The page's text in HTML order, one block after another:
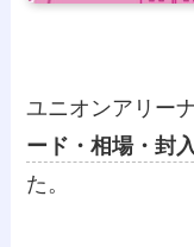
ユニオンアリー
ード・相場・封
た。